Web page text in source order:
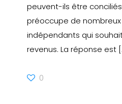
peuvent-ils être
préoccupe de
indépendants qui
revenus. La réponse est
0